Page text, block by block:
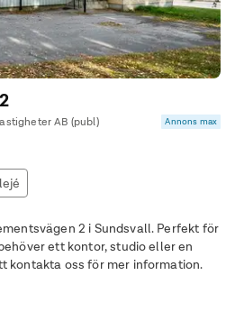
AB (publ) Annons max
2 i Sundsvall. Perfekt för
ett kontor, studio eller en
att kontakta oss för mer information.